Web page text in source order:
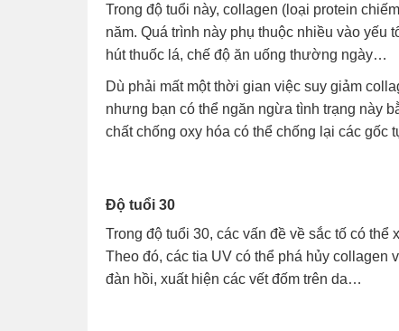
Trong độ tuổi này, collagen (loại protein
năm. Quá trình này phụ thuộc nhiều vào yếu
hút thuốc lá, chế độ ăn uống thường ngày…
Dù phải mất một thời gian việc suy giảm
nhưng bạn có thể ngăn ngừa tình trạng này
chất chống oxy hóa có thể chống lại các gốc
Độ tuổi 30
Trong độ tuổi 30, các vấn đề về sắc tố có
Theo đó, các tia UV có thể phá hủy collagen
đàn hồi, xuất hiện các vết đốm trên da…